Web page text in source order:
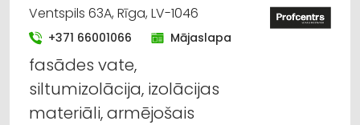
Ventspils 63A, Rīga, LV-1046
+371 66001066 Mājaslapa
fasādes vate,
siltumizolācija, izolācijas
materiāli, armējošais